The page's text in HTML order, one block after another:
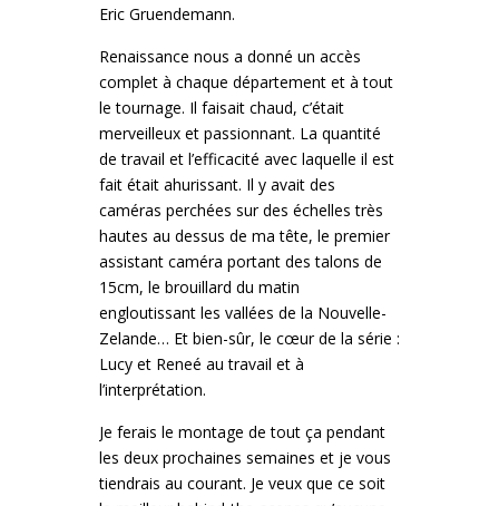
Eric Gruendemann.
Renaissance nous a donné un accès
complet à chaque département et à tout
le tournage. Il faisait chaud, c’était
merveilleux et passionnant. La quantité
de travail et l’efficacité avec laquelle il est
fait était ahurissant. Il y avait des
caméras perchées sur des échelles très
hautes au dessus de ma tête, le premier
assistant caméra portant des talons de
15cm, le brouillard du matin
engloutissant les vallées de la Nouvelle-
Zelande… Et bien-sûr, le cœur de la série :
Lucy et Reneé au travail et à
l’interprétation.
Je ferais le montage de tout ça pendant
les deux prochaines semaines et je vous
tiendrais au courant. Je veux que ce soit